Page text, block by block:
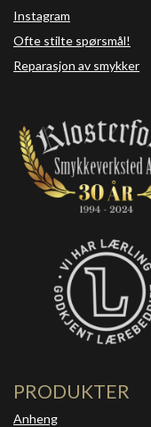
Instagram
Ofte stilte spørsmål!
Reparasjon av smykker
PRODUKTER
Anheng